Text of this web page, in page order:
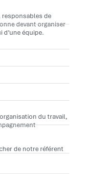
responsables de
devant organiser
équipe.
du travail,
de notre référent